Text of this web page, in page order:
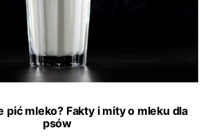
pić mleko? Fakty i mity o mleku dla
psów